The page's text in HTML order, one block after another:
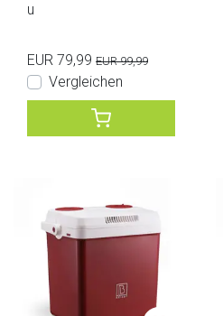
u
EUR 79,99 EUR 99,99
Vergleichen